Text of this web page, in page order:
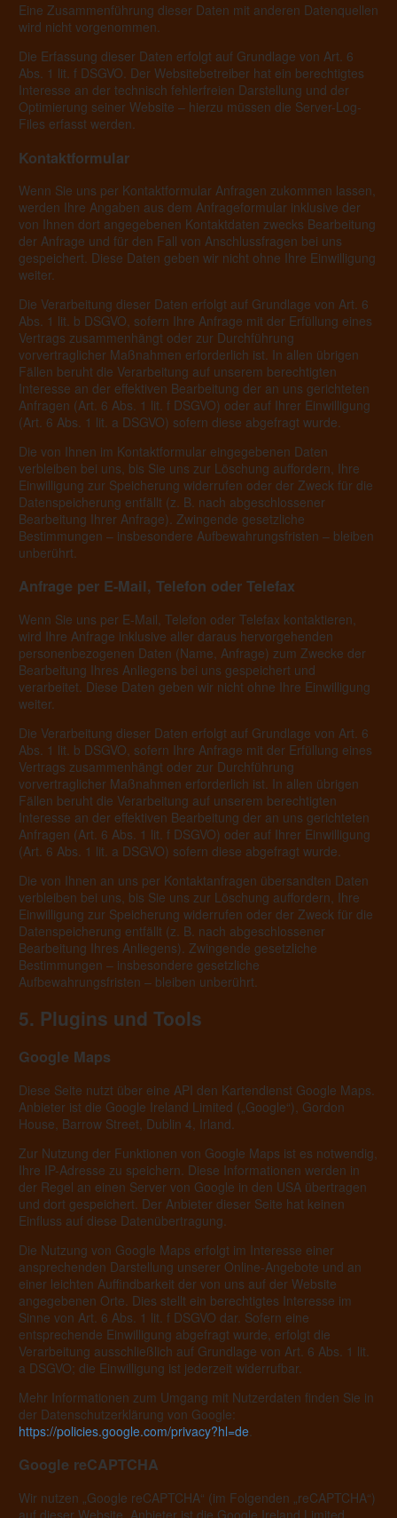
Eine Zusammenführung dieser Daten mit anderen Datenquellen
wird nicht vorgenommen.
Die Erfassung dieser Daten erfolgt auf Grundlage von Art. 6
Abs. 1 lit. f DSGVO. Der Websitebetreiber hat ein berechtigtes
Interesse an der technisch fehlerfreien Darstellung und der
Optimierung seiner Website – hierzu müssen die Server-Log-
Files erfasst werden.
Kontaktformular
Wenn Sie uns per Kontaktformular Anfragen zukommen lassen,
werden Ihre Angaben aus dem Anfrageformular inklusive der
von Ihnen dort angegebenen Kontaktdaten zwecks Bearbeitung
der Anfrage und für den Fall von Anschlussfragen bei uns
gespeichert. Diese Daten geben wir nicht ohne Ihre Einwilligung
weiter.
Die Verarbeitung dieser Daten erfolgt auf Grundlage von Art. 6
Abs. 1 lit. b DSGVO, sofern Ihre Anfrage mit der Erfüllung eines
Vertrags zusammenhängt oder zur Durchführung
vorvertraglicher Maßnahmen erforderlich ist. In allen übrigen
Fällen beruht die Verarbeitung auf unserem berechtigten
Interesse an der effektiven Bearbeitung der an uns gerichteten
Anfragen (Art. 6 Abs. 1 lit. f DSGVO) oder auf Ihrer Einwilligung
(Art. 6 Abs. 1 lit. a DSGVO) sofern diese abgefragt wurde.
Die von Ihnen im Kontaktformular eingegebenen Daten
verbleiben bei uns, bis Sie uns zur Löschung auffordern, Ihre
Einwilligung zur Speicherung widerrufen oder der Zweck für die
Datenspeicherung entfällt (z. B. nach abgeschlossener
Bearbeitung Ihrer Anfrage). Zwingende gesetzliche
Bestimmungen – insbesondere Aufbewahrungsfristen – bleiben
unberührt.
Anfrage per E-Mail, Telefon oder Telefax
Wenn Sie uns per E-Mail, Telefon oder Telefax kontaktieren,
wird Ihre Anfrage inklusive aller daraus hervorgehenden
personenbezogenen Daten (Name, Anfrage) zum Zwecke der
Bearbeitung Ihres Anliegens bei uns gespeichert und
verarbeitet. Diese Daten geben wir nicht ohne Ihre Einwilligung
weiter.
Die Verarbeitung dieser Daten erfolgt auf Grundlage von Art. 6
Abs. 1 lit. b DSGVO, sofern Ihre Anfrage mit der Erfüllung eines
Vertrags zusammenhängt oder zur Durchführung
vorvertraglicher Maßnahmen erforderlich ist. In allen übrigen
Fällen beruht die Verarbeitung auf unserem berechtigten
Interesse an der effektiven Bearbeitung der an uns gerichteten
Anfragen (Art. 6 Abs. 1 lit. f DSGVO) oder auf Ihrer Einwilligung
(Art. 6 Abs. 1 lit. a DSGVO) sofern diese abgefragt wurde.
Die von Ihnen an uns per Kontaktanfragen übersandten Daten
verbleiben bei uns, bis Sie uns zur Löschung auffordern, Ihre
Einwilligung zur Speicherung widerrufen oder der Zweck für die
Datenspeicherung entfällt (z. B. nach abgeschlossener
Bearbeitung Ihres Anliegens). Zwingende gesetzliche
Bestimmungen – insbesondere gesetzliche
Aufbewahrungsfristen – bleiben unberührt.
5. Plugins und Tools
Google Maps
Diese Seite nutzt über eine API den Kartendienst Google Maps.
Anbieter ist die Google Ireland Limited („Google“), Gordon
House, Barrow Street, Dublin 4, Irland.
Zur Nutzung der Funktionen von Google Maps ist es notwendig,
Ihre IP-Adresse zu speichern. Diese Informationen werden in
der Regel an einen Server von Google in den USA übertragen
und dort gespeichert. Der Anbieter dieser Seite hat keinen
Einfluss auf diese Datenübertragung.
Die Nutzung von Google Maps erfolgt im Interesse einer
ansprechenden Darstellung unserer Online-Angebote und an
einer leichten Auffindbarkeit der von uns auf der Website
angegebenen Orte. Dies stellt ein berechtigtes Interesse im
Sinne von Art. 6 Abs. 1 lit. f DSGVO dar. Sofern eine
entsprechende Einwilligung abgefragt wurde, erfolgt die
Verarbeitung ausschließlich auf Grundlage von Art. 6 Abs. 1 lit.
a DSGVO; die Einwilligung ist jederzeit widerrufbar.
Mehr Informationen zum Umgang mit Nutzerdaten finden Sie in
der Datenschutzerklärung von Google:
https://policies.google.com/privacy?hl=de
Google reCAPTCHA
Wir nutzen „Google reCAPTCHA“ (im Folgenden „reCAPTCHA“)
auf dieser Website. Anbieter ist die Google Ireland Limited